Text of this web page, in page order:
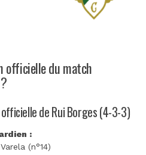
officielle du match
de Rui Borges (4-3-3)
:
(n°14)